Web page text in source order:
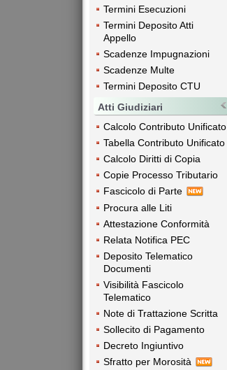
Termini Esecuzioni
Termini Deposito Atti
Appello
Scadenze Impugnazioni
Scadenze Multe
Termini Deposito CTU
Atti Giudiziari
Calcolo Contributo Unificato
Tabella Contributo Unificato
Calcolo Diritti di Copia
Copie Processo Tributario
Fascicolo di Parte
Procura alle Liti
Attestazione Conformità
Relata Notifica PEC
Deposito Telematico
Documenti
Visibilità Fascicolo
Telematico
Note di Trattazione Scritta
Sollecito di Pagamento
Decreto Ingiuntivo
Sfratto per Morosità